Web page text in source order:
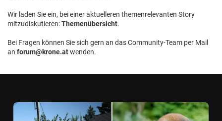
Wir laden Sie ein, bei einer aktuelleren themenrelevanten Story
mitzudiskutieren:Themenübersicht.
Bei Fragen können Sie sich gern an das Community-Team per Mail
an forum@krone.atwenden.